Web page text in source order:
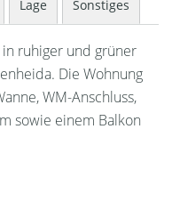
Lage Sonstiges
ruhiger und grüner
Die Wohnung
WM-Anschluss,
sowie einem Balkon